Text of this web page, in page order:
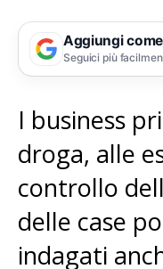
Aggiungi
Seguici più
I business
droga, alle
controllo
delle case
indagati